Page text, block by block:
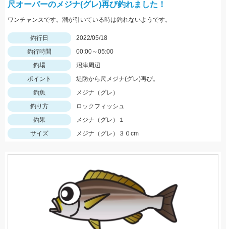
尺オーバーのメジナ(グレ)再び釣れました！
ワンチャンスです。潮が引いている時は釣れないようです。
釣行日
2022/05/18
釣行時間
00:00～05:00
釣場
沼津周辺
ポイント
堤防から尺メジナ(グレ)再び。
釣魚
メジナ（グレ）
釣り方
ロックフィッシュ
釣果
メジナ（グレ）１
サイズ
メジナ（グレ）３０cm